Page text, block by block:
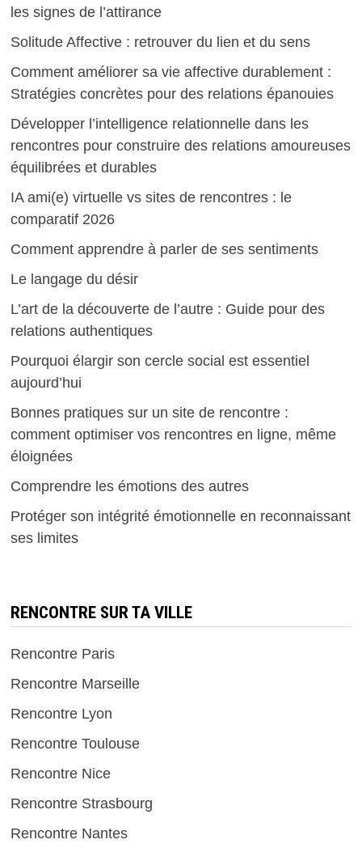
les signes de l’attirance
Solitude Affective : retrouver du lien et du sens
Comment améliorer sa vie affective durablement :
Stratégies concrètes pour des relations épanouies
Développer l’intelligence relationnelle dans les
rencontres pour construire des relations amoureuses
équilibrées et durables
IA ami(e) virtuelle vs sites de rencontres : le
comparatif 2026
Comment apprendre à parler de ses sentiments
Le langage du désir
L’art de la découverte de l’autre : Guide pour des
relations authentiques
Pourquoi élargir son cercle social est essentiel
aujourd’hui
Bonnes pratiques sur un site de rencontre :
comment optimiser vos rencontres en ligne, même
éloignées
Comprendre les émotions des autres
Protéger son intégrité émotionnelle en reconnaissant
ses limites
RENCONTRE SUR TA VILLE
Rencontre Paris
Rencontre Marseille
Rencontre Lyon
Rencontre Toulouse
Rencontre Nice
Rencontre Strasbourg
Rencontre Nantes